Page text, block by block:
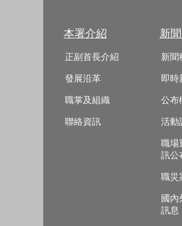
本署介紹
正副首長介紹
發展沿革
職掌及組織
聯絡資訊
新
新聞
即時
公布
活動
職場
訊公
職災
國內
訊息